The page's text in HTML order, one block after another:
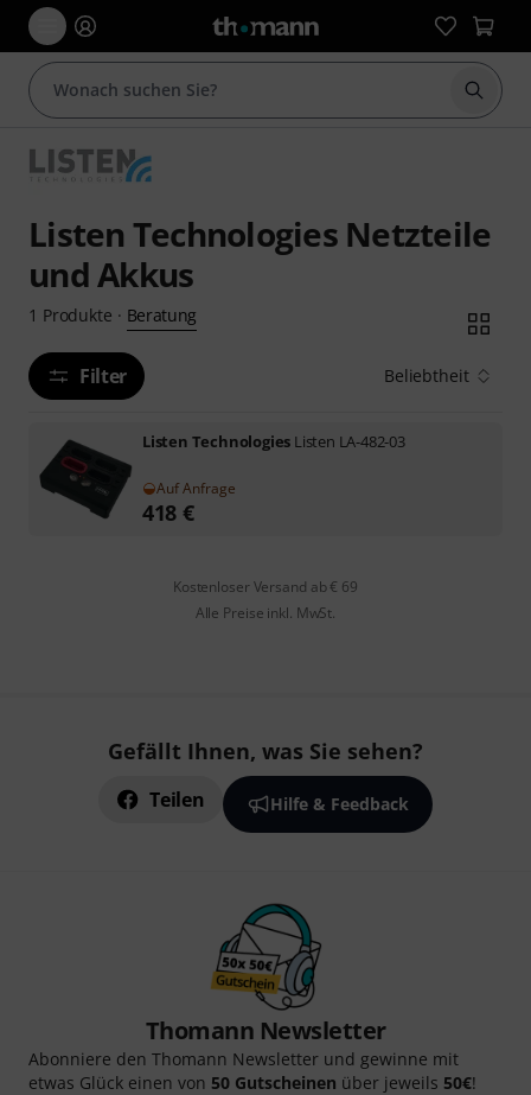
Suche
Listen Technologies Netzteile
und Akkus
1 Produkte · Beratung
Filter Beliebtheit
Listen Technologies Listen LA-482-03
Auf Anfrage
418 €
Kostenloser Versand ab € 69
Alle Preise inkl. MwSt.
Gefällt Ihnen, was Sie sehen?
Teilen Hilfe & Feedback
Thomann Newsletter
Abonniere den Thomann Newsletter und gewinne mit
etwas Glück einen von 50 Gutscheinen über jeweils 50€!